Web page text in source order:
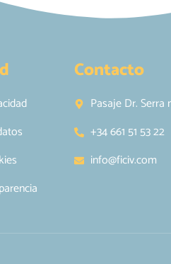
Contacto
Pasaje Dr. Serra
+34 661 51 53 22
info@ficiv.com